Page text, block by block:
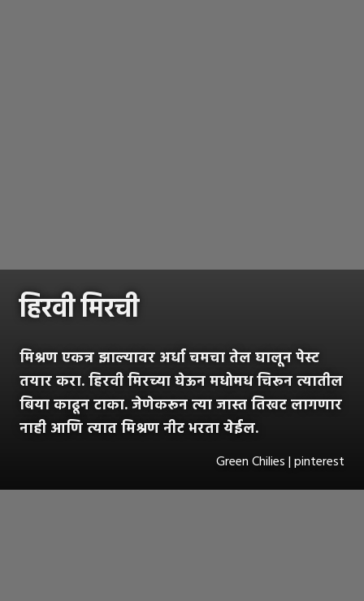
हिरवी मिरची
मिश्रण एकत्र झाल्यावर अर्धा चमचा तेल घालून पेस्ट
तयार करा. हिरवी मिरच्या घेऊन मधोमध चिरून त्यातील
बिया काढून टाका. जेणेकरून त्या जास्त तिखट लागणार
नाही आणि त्यात मिश्रण नीट भरता येईल.
Green Chilies | pinterest